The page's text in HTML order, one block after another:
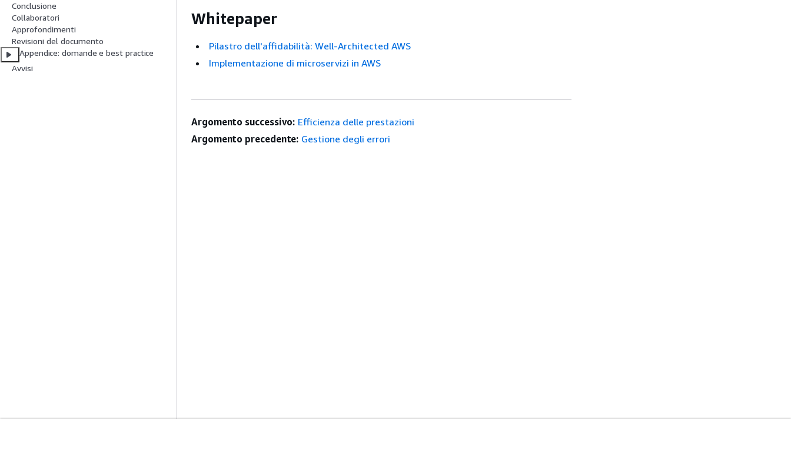
Conclusione
Collaboratori
Approfondimenti
Revisioni del documento
Appendice: domande e best practice
Avvisi
Whitepaper
Pilastro dell'affidabilità: Well-Architected AWS
Implementazione di microservizi in AWS
Argomento successivo: Efficienza delle prestazioni
Argomento precedente: Gestione degli errori